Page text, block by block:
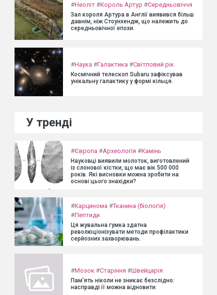
#Неоліт #Король Артур #Середньовіччя
Зал короля Артура в Англії виявився більш
давнім, ніж Стоунхендж, що належить до
середньовічної епохи.
#Наука #Галактика #Світловий рік
Космічний телескоп Subaru зафіксував
унікальну галактику у формі кільця.
У тренді
#Європа #Археологія #Камінь
Науковці виявили молоток, виготовлений
із слонової кістки, що має вік 500 000
років. Які висновки можна зробити на
основі цього знахідки?
#Карцинома #Тканина (біологія)
#Пептиди
Ця жувальна гумка здатна
революціонізувати методи профілактики
серйозних захворювань.
#Мозок #Старіння #Швейцарія
Пам'ять ніколи не зникає безслідно:
насправді її можна відновити.